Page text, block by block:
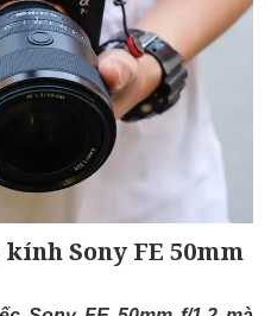
Sony FE 50mm